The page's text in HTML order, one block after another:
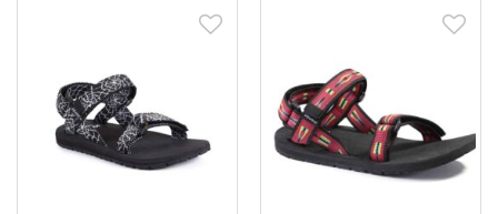
סוגים.
האפשרויות
בעמוד
המוצר
סוגים.
האפשרויות
בעמוד
המוצר